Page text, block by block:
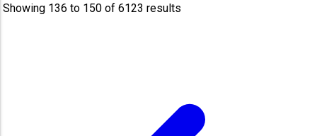
Showing 136 to 150 of6123 results